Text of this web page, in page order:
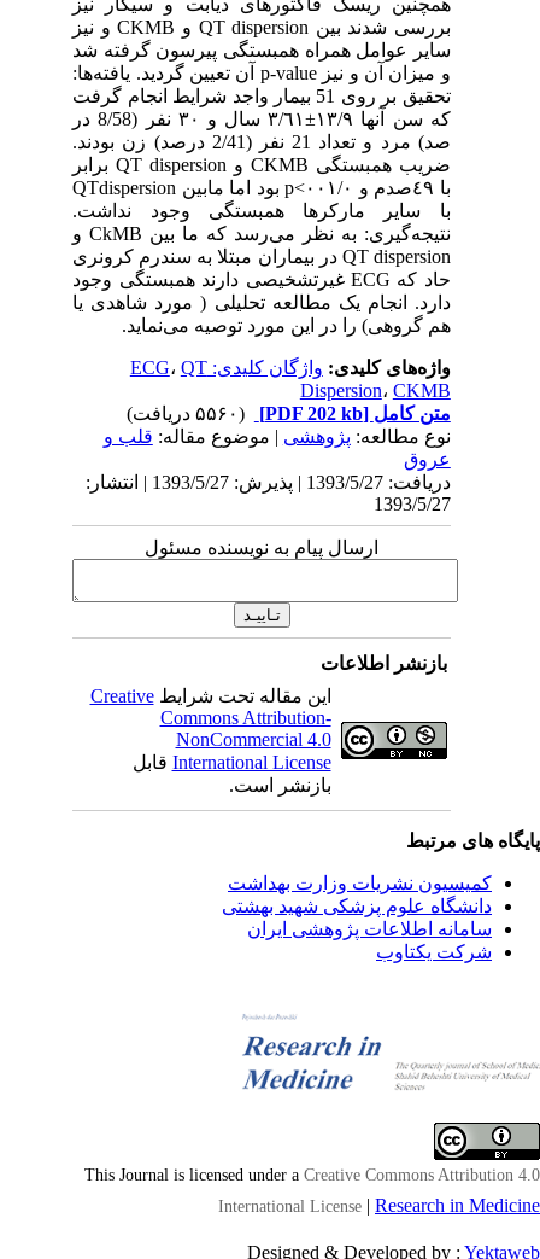
بررسی شدند بین QT dispersion و CKMB و نیز
سایر عوامل همراه همبستگی پیرسون گرفته شد
و میزان آن و نیز p-value آن تعیین گردید. یافته‌ها:
تحقیق بر روی 51 بیمار واجد شرایط انجام گرفت
که سن آنها ١٣/٩±٣/٦١ سال و ٣٠ نفر (8/58 در
صد) مرد و تعداد 21 نفر (2/41 درصد) زن بودند.
ضریب همبستگی CKMB و QT dispersion برابر
با ٤٩صدم و ٠٠١/٠>p بود اما مابین QTdispersion
با سایر مارکرها همبستگی وجود نداشت.
نتیجه‌گیری: به نظر می‌رسد که ما بین CkMB و
QT dispersion در بیماران مبتلا به سندرم کرونری
حاد که ECG غیرتشخیصی دارند همبستگی وجود
دارد. انجام یک مطالعه تحلیلی ( مورد شاهدی یا
هم گروهی) را در این مورد توصیه می‌نماید.
واژه‌های کلیدی:واژگان کلیدی: ECG ،QT
Dispersion،CKMB
متن کامل[PDF 202 kb]
نوع مطالعه:پژوهشی| موضوع مقاله:قلب و
عروق
دریافت: 1393/5/27 | پذیرش: 1393/5/27 | انتشار:
1393/5/27
ارسال پیام به نویسنده مسئول
بازنشر اطلاعات
این مقاله تحت شرایطCreative
Commons Attribution-
NonCommercial 4.0
International Licenseقابل
بازنشر است.
های مرتبط
کمیسیون نشریات وزارت بهداشت
دانشگاه علوم پزشکی شهید بهشتی
سامانه اطلاعات پژوهشی ایران
شرکت یکتاوب
This Journal is licensed under aCreative Commons Attribution
International License|Research in
Designed & Developed by :